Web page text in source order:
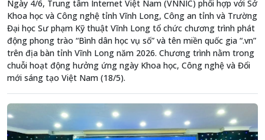
Ngày 4/6, Trung tâm Internet Việt Nam (VNNIC) phối hợp với Sở
Khoa học và Công nghệ tỉnh Vĩnh Long, Công an tỉnh và Trường
Đại học Sư phạm Kỹ thuật Vĩnh Long tổ chức chương trình phát
động phong trào “Bình dân học vụ số” và tên miền quốc gia “.vn”
trên địa bàn tỉnh Vĩnh Long năm 2026. Chương trình nằm trong
chuỗi hoạt động hưởng ứng ngày Khoa học, Công nghệ và Đổi
mới sáng tạo Việt Nam (18/5).